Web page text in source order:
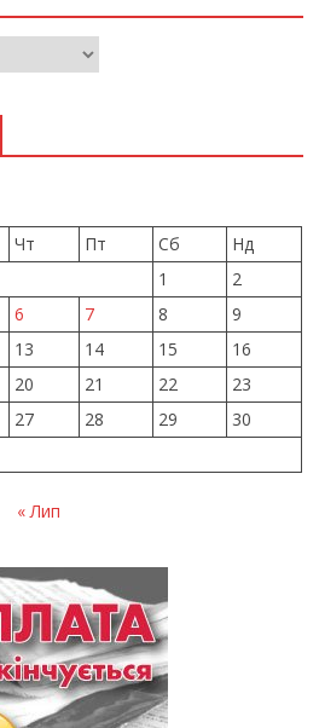
Чт Пт Сб
Нд
1
2
6 7 8
9
13 14 15
16
20 21 22
23
27 28 29
30
« Лип